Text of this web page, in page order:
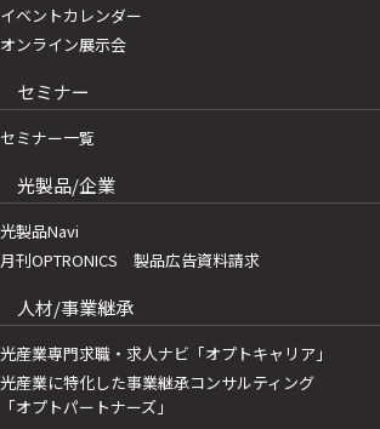
イベントカレンダー
オンライン展示会
セミナー
セミナー一覧
光製品/企業
光製品Navi
月刊OPTRONICS 製品広告資料請求
人材/事業継承
光産業専門求職・求人ナビ「オプトキャリア」
光産業に特化した事業継承コンサルティング
「オプトパートナーズ」